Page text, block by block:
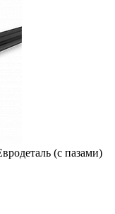
(с пазами)